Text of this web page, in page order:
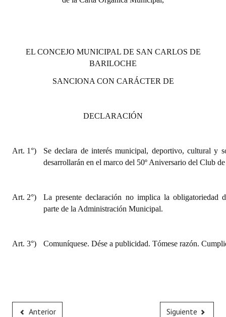
EL CONCEJO MUNICIPAL DE SAN CARLOS DE
BARILOCHE
SANCIONA CON CARÁCTER DE
DECLARACIÓN
Art. 1°)
Se declara de interés municipal, deportivo, cultural y
desarrollarán en el marco del 50º Aniversario del Club
Art. 2°)
La presente declaración no implica la obligatoriedad
parte de la Administración Municipal.
Art. 3°) Comuníquese. Dése a publicidad. Tómese razón.
Anterior Siguiente